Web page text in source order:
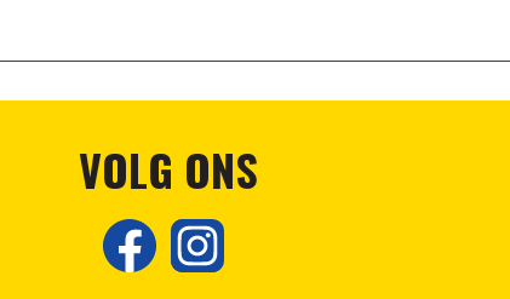
VOLG ONS